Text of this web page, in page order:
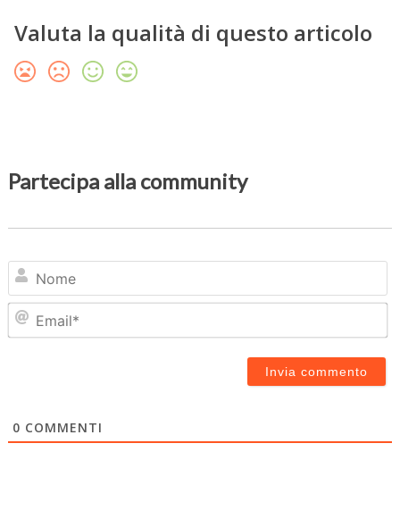
Valuta la qualità di questo articolo
Partecipa alla community
0 COMMENTI